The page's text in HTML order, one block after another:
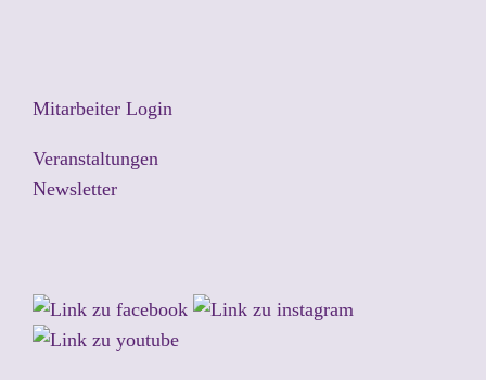
Mitarbeiter Login
Veranstaltungen
Newsletter